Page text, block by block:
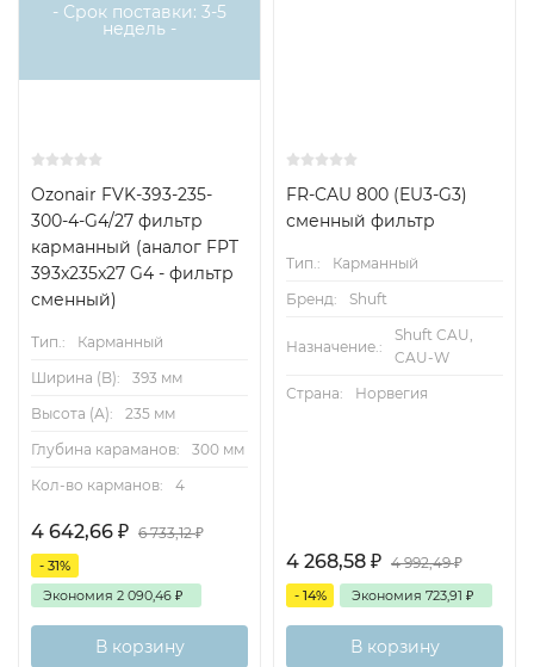
- Срок поставки: 3-5
недель -
Ozonair FVK-393-235-
300-4-G4/27 фильтр
карманный (аналог FPT
393x235x27 G4 - фильтр
сменный)
Тип.:
Карманный
Ширина (B):
393 мм
Высота (А):
235 мм
Глубина караманов:
300 мм
Кол-во карманов:
4
4 642,66 ₽ 6 733,12₽
- 31%
Экономия 2 090,46 ₽
В корзину
FR-CAU 800 (EU3-G3)
сменный фильтр
Тип.:
Карманный
Бренд:
Shuft
Назначение.:
Shuft CAU,
CAU-W
Страна:
Норвегия
4 268,58 ₽ 4 992,49₽
- 14% Экономия 723,91 ₽
В корзину